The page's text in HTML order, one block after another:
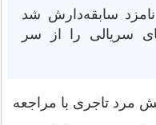
سابقه‌دارش شد
سریالی را از سر
مرد تاجری با مراجعه